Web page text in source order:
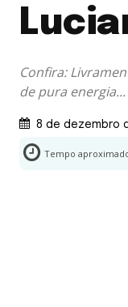
Confira:
de pura
8 de dezembro
Tempo